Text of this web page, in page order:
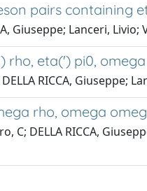
pairs containing
Giuseppe; Lanceri, Livio;
rho, eta(') pi0,
RICCA, Giuseppe;
rho, omega
C; DELLA RICCA,